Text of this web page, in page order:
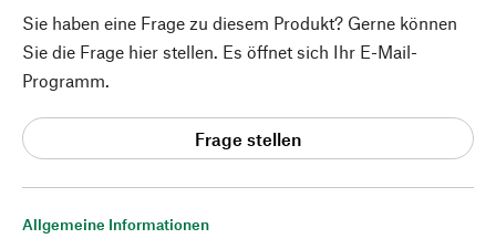
Allgemeine Informationen
Sie haben eine Frage zu diesem Produkt? Gerne können
Sie die Frage hier stellen. Es öffnet sich Ihr E-Mail-
Programm.
Frage stellen